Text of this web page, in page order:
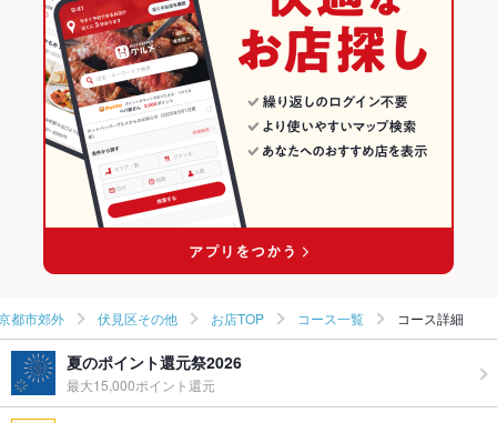
伏見桃山・伏見区・京都市郊外の居酒屋ランキング
伏見区その他のグルメランキング
伏見区その他の居酒屋ランキング
都市郊外 伏見区その他 お店TOP コース一覧 コース詳細
夏のポイント還元祭2026
最大15,000ポイント還元